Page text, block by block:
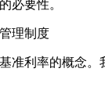
要性。
理制度
利率的概念。